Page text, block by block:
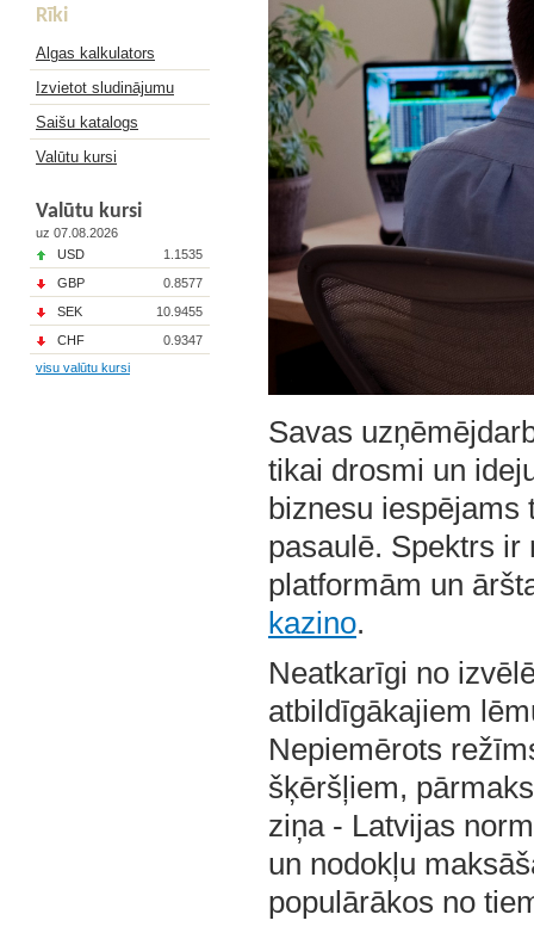
Rīki
Algas kalkulators
Izvietot sludinājumu
Saišu katalogs
Valūtu kursi
Valūtu kursi
uz 07.08.2026
USD
1.1535
GBP
0.8577
SEK
10.9455
CHF
0.9347
visu valūtu kursi
Savas
tikai drosmi un
biznesu iespējams
pasaulē. Spektrs
platformām un
kazino.
Neatkarīgi no
atbildīgākajiem
Nepiemērots
šķēršļiem,
ziņa - Latvijas
un nodokļu
populārākos no